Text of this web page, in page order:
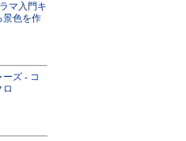
マ入門キ
景色を作
ズ - コ
ロ